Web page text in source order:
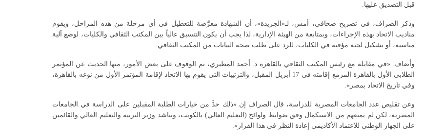
قبل التصديق عليها.
وذكر الصراف، في تصريح صحافي، أمس، لـ«الجريدة»، أن الشهادة معرَّضة للتعطيل في أي مرحلة من هذه المراحل، ويقوم
مناديب الاتحاد بهذه الإجراءات، وبمتابعة من الهيئة الإدارية، لذا يجب أن يكون التنسيق عالياً بين المكتب الثقافي والكليات، لوضع آلية
مناسبة، أو تشكيل لجنة مؤقتة في الكليات، للرد على طلب صحة البيانات من المكتب الثقافي.
وأضاف: «في مقابلة مع رئيس المكتب الثقافي بالقاهرة د. أحمد المطيري، تم الوقوف على بعض الأمور، منها الحديث عن المؤتمر
الطلابي الأول بالقاهرة المزمع إقامته في 17 أبريل المقبل، والترتيبات التي يقوم بها الاتحاد لإقامة المؤتمر الأول من نوعه بالقاهرة،
وفي تاريخ الاتحاد بمصر».
وعن تقليص عدد الجامعات المصرية للدراسة، قال الصراف إن «ذلك حدَّ من خيارات الطلبة المقبلين على الدراسة في الجامعات
المصرية، لكن لم يمنعهم من الاستكمال وفق ضوابط ولوائح (التعليم العالي) بالكويت، ونناشد وزير التربية والتعليم العالي والقائمين
على الجهاز الوطني للاعتماد الأكاديمي إعادة النظر في هذا القرار».